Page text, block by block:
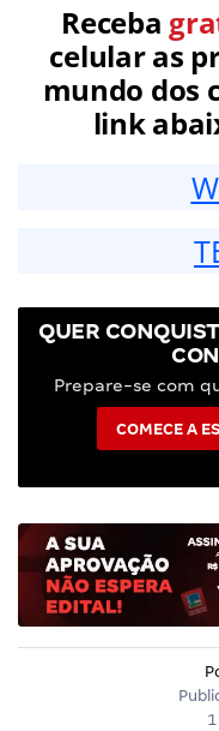
Receba
celular as
mundo dos
link
QUER
Prepare-se com
COMECE A